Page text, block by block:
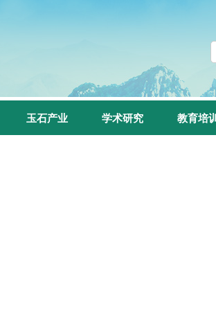
玉石产业 学术研究 教育培训